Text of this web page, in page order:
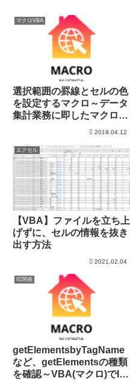
マクロVBA
選択範囲の罫線とセルの色
を設定するマクロ～データ
集計業務に即したマクロ
2019.04.12
エクセル
【VBA】ファイルを立ち上
げずに、セルの情報を抜き
出す方法
2021.02.04
IE関係
getElementsbyTagName
など、getElementsの種類
を確認～VBA(マクロ)でIE